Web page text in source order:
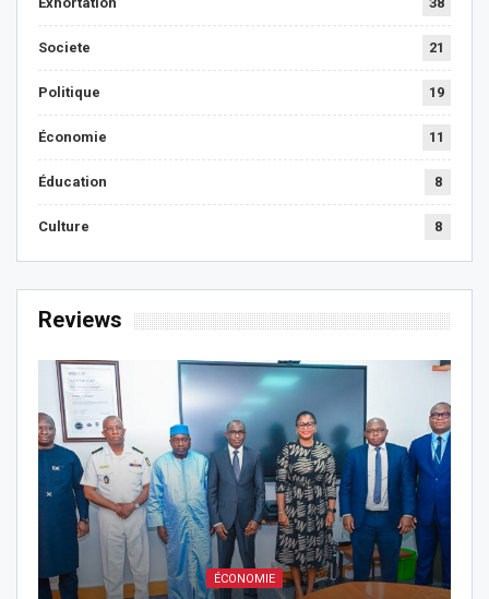
Societe 21
Politique 19
Économie 11
Éducation 8
Culture 8
Reviews
ÉCONOMIE